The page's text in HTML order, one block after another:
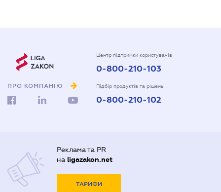
ПРО КОМПАНІЮ
Центр підтримки користувачів
0-800-210-103
Підбір продуктів та рішень
0-800-210-102
Реклама та PR
на ligazakon.net
ТАРИФИ